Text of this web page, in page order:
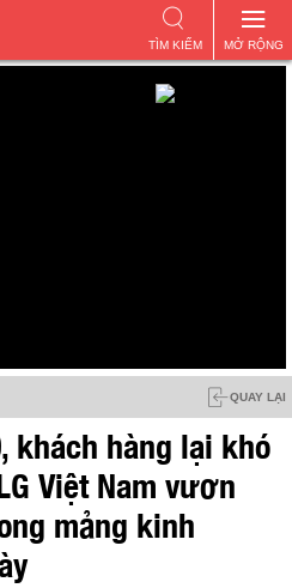
MỞ RỘNG
TÌM KIẾM
QUAY LẠI
khách hàng lại khó
Việt Nam vươn
mảng kinh